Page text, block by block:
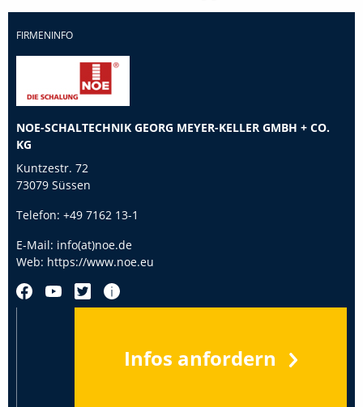
FIRMENINFO
NOE-SCHALTECHNIK GEORG MEYER-KELLER GMBH + CO.
KG
Kuntzestr. 72
73079 Süssen
Telefon: +49 7162 13-1
E-Mail: info(at)noe.de
Web: https://www.noe.eu
Infos anfordern